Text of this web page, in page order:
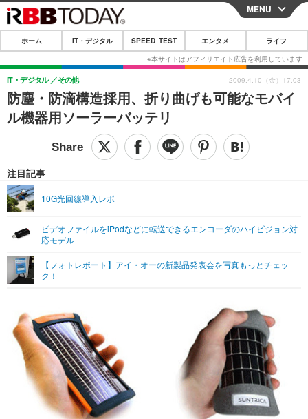
CLOSE
ホーム
IT・デジタル
IT・デジタルTOP スマートフォン
ショッピング その他
SPEED TEST
エンタメTOP 映画・ドラマ
グラビア
ショッピング その他
ライフTOP
その他
リリース一覧
MENU
ホーム IT・デジタル SPEED TEST エンタメ ライフ
防塵・防滴構造採用、折り曲げも可能なモバイ
ル機器用ソーラーバッテリ
IT・デジタル その他
注目記事
10G光回線導入レポ
ビデオファイルをiPodなどに転送できるエンコーダのハイビジョン対
応モデル
【フォトレポート】アイ・オーの新製品発表会を写真もっとチェッ
ク！
2009.4.10（金）17:03